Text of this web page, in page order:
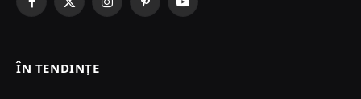
Facebook
X
InstagramPinterestYouTube
ÎN TENDINȚE